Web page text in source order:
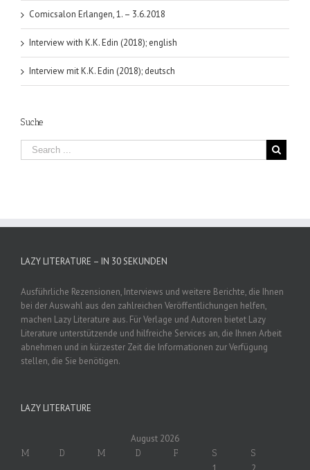
Comicsalon Erlangen, 1. – 3.6.2018
Interview with K.K. Edin (2018); english
Interview mit K.K. Edin (2018); deutsch
Suche
LAZY LITERATURE – IN 30 SEKUNDEN
Ausführliche Rezensionen, Interviews und weitere Berichte, die Ihnen
bei der Auswahl aus den zahlreichen Veröffentlichungen helfen,
machen Lazy Literature aus. Für Verlage und Autoren bietet Lazy
Literature unterstützende und hilfreiche Services an, die Ihnen Arbeit
abnehmen und in kürzester Zeit die Informationen zur Verfügung
stellen, die Sie benötigen.
LAZY LITERATURE
August 2026
M D M D F S S